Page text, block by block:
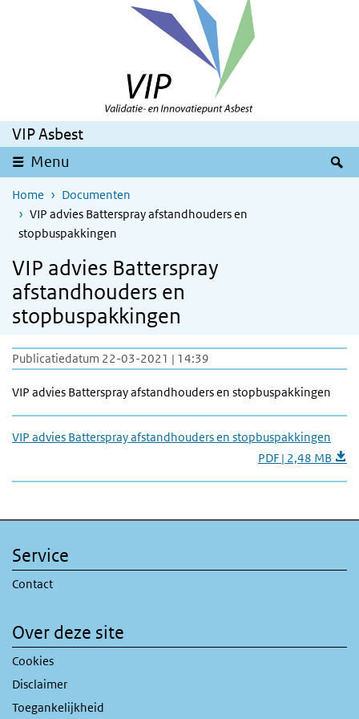
Overslaan en naar de inhoud gaan
Direct naar de hoofdnavigatie
VIP Asbest
Menu
Home
Documenten
VIP advies Batterspray afstandhouders en
stopbuspakkingen
VIP advies Batterspray
afstandhouders en
stopbuspakkingen
Publicatiedatum 22-03-2021 | 14:39
VIP advies Batterspray afstandhouders en stopbuspakkingen
VIP advies Batterspray afstandhouders en stopbuspakkingen
PDF | 2,48 MB
Service
Contact
Over deze site
Cookies
Disclaimer
Toegankelijkheid